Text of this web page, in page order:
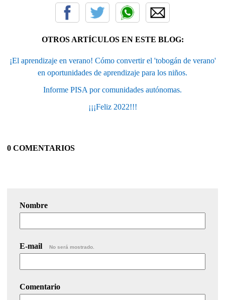
OTROS ARTÍCULOS EN ESTE BLOG:
¡El aprendizaje en verano! Cómo convertir el 'tobogán de verano'
en oportunidades de aprendizaje para los niños.
Informe PISA por comunidades autónomas.
¡¡¡Feliz 2022!!!
0 COMENTARIOS
Nombre
E-mail No será mostrado.
Comentario